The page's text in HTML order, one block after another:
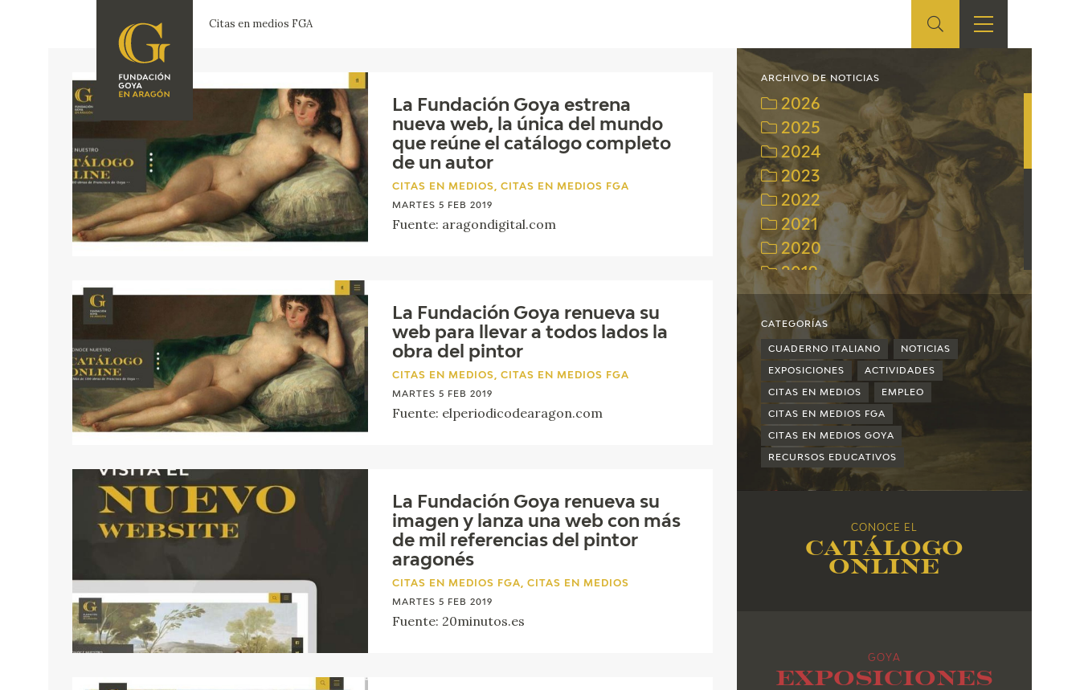
FUNDACIÓN
CENTRO DE
INVESTIGACIÓN Y
DOCUMENTACIÓN
ACCIÓN
CORPORATIVA
SEDE
EXPOSICIONES
ACTIVIDADES
ACTUALIDAD
SALA DE
PRENSA
BLOG CUADERNO
ITALIANO
BIOGRAFÍA
CRONOLOGÍA
GOYA EN ARAGÓN
PREMIO ARAGÓN
PUBLICACIONES
TIENDA
CEDEA
RECURSOS
EDUCATIVOS
FICHAS ARASAAC
Citas en medios FGA
La Fundación Goya estrena
nueva web, la única del mundo
que reúne el catálogo completo
de un autor
CITAS EN MEDIOS, CITAS EN MEDIOS FGA
MARTES 5 FEB 2019
Fuente: aragondigital.com
La Fundación Goya renueva su
web para llevar a todos lados la
obra del pintor
CITAS EN MEDIOS, CITAS EN MEDIOS FGA
MARTES 5 FEB 2019
Fuente: elperiodicodearagon.com
La Fundación Goya renueva su
imagen y lanza una web con más
de mil referencias del pintor
aragonés
CITAS EN MEDIOS FGA, CITAS EN MEDIOS
MARTES 5 FEB 2019
Fuente: 20minutos.es
ARCHIVO DE NOTICIAS
2026
2025
2024
2023
2022
2021
2020
2019
2018
2017
2016
2015
2014
2013
2012
2011
2010
CATEGORÍAS
CUADERNO ITALIANO NOTICIAS
EXPOSICIONES ACTIVIDADES
CITAS EN MEDIOS EMPLEO
CITAS EN MEDIOS FGA
CITAS EN MEDIOS GOYA
RECURSOS EDUCATIVOS
CONOCE EL
Catálogo
online
GOYA
Exposiciones